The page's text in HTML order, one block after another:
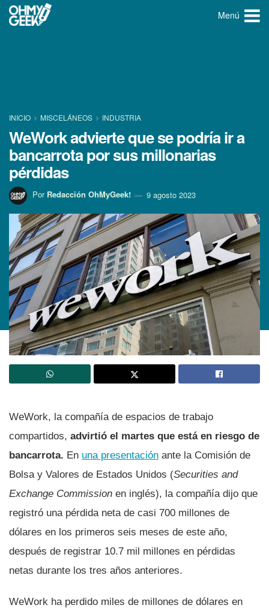
Menú
INICIO MISCELÁNEOS INDUSTRIA
WeWork advierte que se podría ir a
bancarrota por sus millonarias
pérdidas
Por Redacción OhMyGeek! 9 agosto 2023
WeWork, la compañía de espacios de trabajo
compartidos, advirtió el martes que está en riesgo de
bancarrota. En una presentación ante la Comisión de
Bolsa y Valores de Estados Unidos (Securities and
Exchange Commission en inglés), la compañía dijo que
registró una pérdida neta de casi 700 millones de
dólares en los primeros seis meses de este año,
después de registrar 10.7 mil millones en pérdidas
netas durante los tres años anteriores.
WeWork ha perdido miles de millones de dólares en